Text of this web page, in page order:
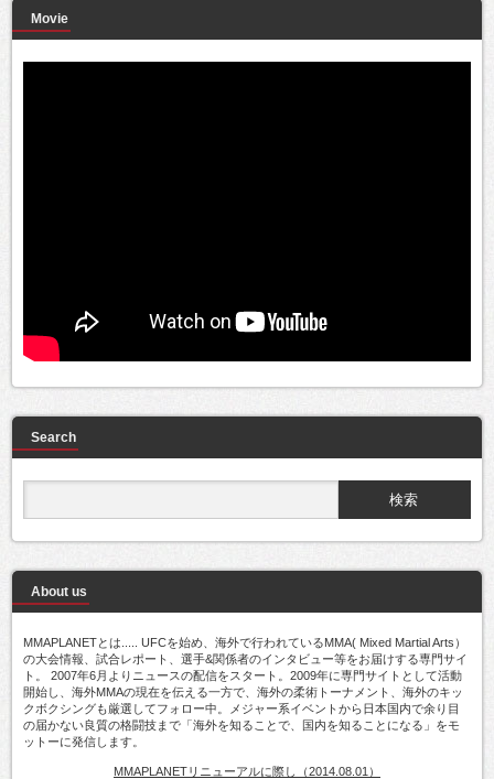
Movie
Search
About us
MMAPLANETとは..... UFCを始め、海外で行われているMMA( Mixed Martial Arts）
の大会情報、試合レポート、選手&関係者のインタビュー等をお届けする専門サイ
ト。 2007年6月よりニュースの配信をスタート。2009年に専門サイトとして活動
開始し、海外MMAの現在を伝える一方で、海外の柔術トーナメント、海外のキッ
クボクシングも厳選してフォロー中。メジャー系イベントから日本国内で余り目
の届かない良質の格闘技まで「海外を知ることで、国内を知ることになる」をモ
ットーに発信します。
MMAPLANETリニューアルに際し（2014.08.01）